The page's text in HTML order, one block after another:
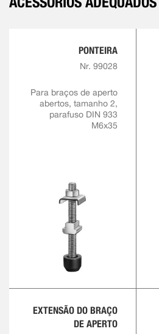
PONTEIRA
Nr. 99028
Para braços de aperto
abertos, tamanho 2,
parafuso DIN 933
M6x35
EXTENSÃO DO BRAÇO
DE APERTO